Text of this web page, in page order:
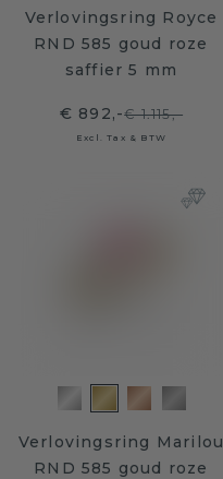
Verlovingsring Royce
RND 585 goud roze
saffier 5 mm
€ 892,-€ 1.115,-
Excl. Tax & BTW
Verlovingsring Marilou
RND 585 goud roze